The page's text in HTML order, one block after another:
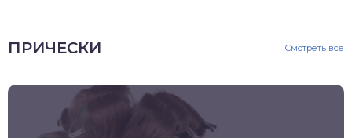
ПРИЧЕСКИ Смотреть все